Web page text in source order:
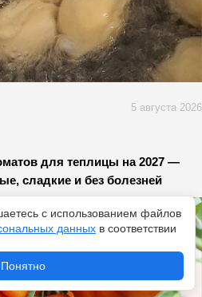
5 августа 2026
для теплицы на 2027 —
сладкие и без болезней
с использованием файлов
данных в соответствии
Понятно